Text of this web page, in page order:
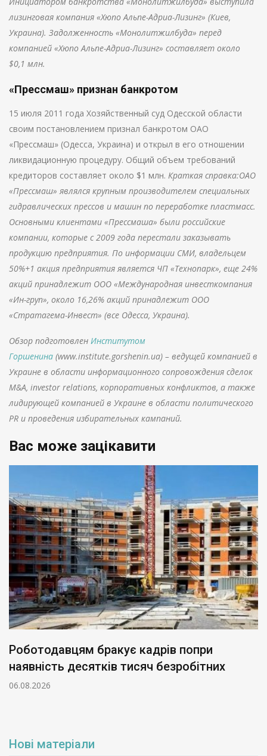
лизинговая компания «Хюпо Альпе-Адриа-Лизинг» (Киев,
Украина). Задолженность «Монолитжилбуда» перед
компанией «Хюпо Альпе-Адриа-Лизинг» составляет около
$0,1 млн.
«Прессмаш» признан банкротом
15 июля 2011 года Хозяйственный суд Одесской области
своим постановлением признал банкротом ОАО
«Прессмаш» (Одесса, Украина) и открыл в его отношении
ликвидационную процедуру. Общий объем требований
кредиторов составляет около $1 млн. Краткая справка:ОАО
«Прессмаш» являлся крупным производителем специальных
гидравлических прессов и машин по переработке пластмасс.
Основными клиентами «Прессмаша» были российские
компании, которые с 2009 года перестали заказывать
продукцию предприятия. По информации СМИ, владельцем
50%+1 акция предприятия является ЧП «Технопарк», еще 24%
акций принадлежит ООО «Международная инвесткомпания
«Ин-груп», около 16,26% акций принадлежит ООО
«Стратагема-Инвест» (все Одесса, Украина).
Обзор подготовлен Институтом
Горшенина (www.institute.gorshenin.ua) – ведущей компанией в
Украине в области информационного сопровождения сделок
M&A, investor relations, корпоративных конфликтов, а также
лидирующей компанией в Украине в области политического
PR и проведения избирательных кампаний.
Вас може зацікавити
Роботодавцям бракує кадрів попри
наявність десятків тисяч безробітних
06.08.2026
Нові матеріали